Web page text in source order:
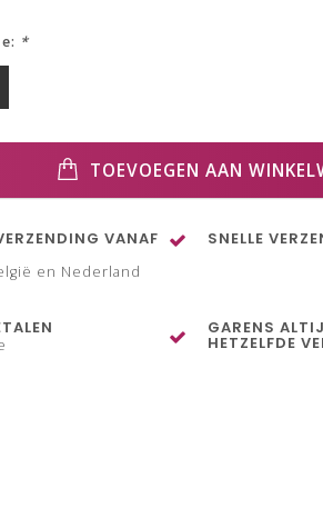
*
TOEVOEGEN AAN
VANAF
en Nederland
SNELLE
GARENS
HETZELFDE